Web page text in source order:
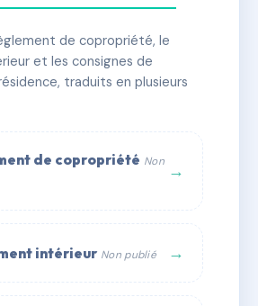
🏠 2 lots 🏗 1 bâtiment(s)
Digital
de copropriété, le
et les consignes de
traduits en plusieurs
de copropriété Non →
intérieur Non publié →